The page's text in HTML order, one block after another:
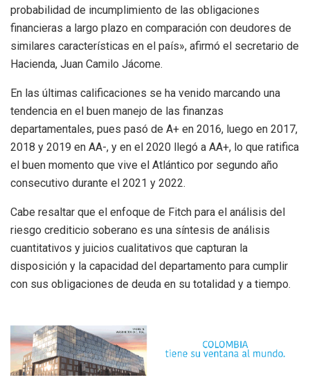
probabilidad de incumplimiento de las obligaciones
financieras a largo plazo en comparación con deudores de
similares características en el país», afirmó el secretario de
Hacienda, Juan Camilo Jácome.
En las últimas calificaciones se ha venido marcando una
tendencia en el buen manejo de las finanzas
departamentales, pues pasó de A+ en 2016, luego en 2017,
2018 y 2019 en AA-, y en el 2020 llegó a AA+, lo que ratifica
el buen momento que vive el Atlántico por segundo año
consecutivo durante el 2021 y 2022.
Cabe resaltar que el enfoque de Fitch para el análisis del
riesgo crediticio soberano es una síntesis de análisis
cuantitativos y juicios cualitativos que capturan la
disposición y la capacidad del departamento para cumplir
con sus obligaciones de deuda en su totalidad y a tiempo.